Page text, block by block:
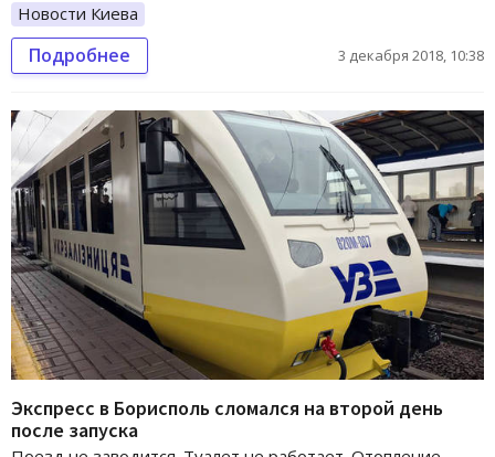
Новости Киева
Подробнее 3 декабря 2018, 10:38
Экспресс в Борисполь сломался на второй день
после запуска